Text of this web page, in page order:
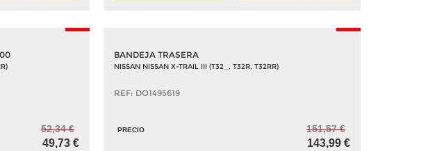
52,34 €
49,73 €
BANDEJA TRASERA
NISSAN NISSAN X-TRAIL III (T32_, T32R, T32RR)
REF: DO1495619
PRECIO 151,57 €
143,99 €